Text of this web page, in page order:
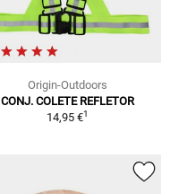
Origin-Outdoors
CONJ. COLETE REFLETOR
14,95 €1